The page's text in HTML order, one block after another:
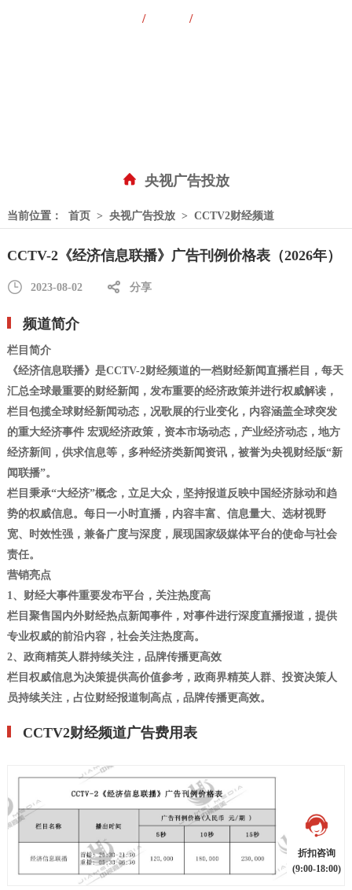
/ /
央视广告投放
当前位置： 首页 > 央视广告投放 > CCTV2财经频道
CCTV-2《经济信息联播》广告刊例价格表（2026年）
2023-08-02 分享
频道简介
栏目简介
《经济信息联播》是CCTV-2财经频道的一档财经新闻直播栏目，每天
汇总全球最重要的财经新闻，发布重要的经济政策并进行权威解读，
栏目包揽全球财经新闻动态，况歌展的行业变化，内容涵盖全球突发
的重大经济事件 宏观经济政策，资本市场动态，产业经济动态，地方
经济新间，供求信息等，多种经济类新闻资讯，被誉为央视财经版“新
闻联播”。
栏目秉承“大经济”概念，立足大众，坚持报道反映中国经济脉动和趋
势的权威信息。每日一小时直播，内容丰富、信息量大、选材视野
宽、时效性强，兼备广度与深度，展现国家级媒体平台的使命与社会
责任。
营销亮点
1、财经大事件重要发布平台，关注热度高
栏目聚售国内外财经热点新闻事件，对事件进行深度直播报道，提供
专业权威的前沿内容，社会关注热度高。
2、政商精英人群持续关注，品牌传播更高效
栏目权威信息为决策提供高价值参考，政商界精英人群、投资决策人
员持续关注，占位财经报道制高点，品牌传播更高效。
CCTV2财经频道广告费用表
折扣咨询
(9:00-18:00)